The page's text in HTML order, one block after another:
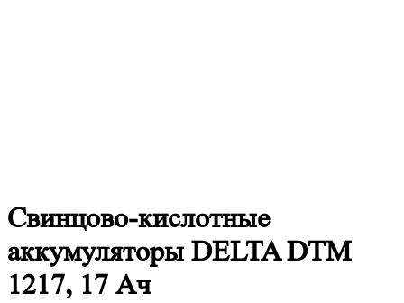
Cвинцово-кислотные
аккумуляторы DELTA DTM
1217, 17 Ач